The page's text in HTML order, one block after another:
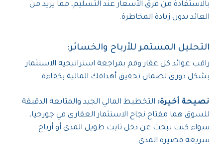
بالاستفادة من فرق الأسعار عند التسليم، مما يزيد من
العائد بدون زيادة المخاطرة.
التحليل المستمر للأرباح والخسائر:
راقب عوائد كل عقار وقم بمراجعة استراتيجية الاستثمار
بشكل دوري لضمان تحقيق أهدافك المالية بكفاءة.
نصيحة أخيرة: التخطيط المالي الجيد والمتابعة الدقيقة
للسوق هما مفتاح نجاح الاستثمار العقاري في جورجيا،
سواء كنت تبحث عن دخل ثابت طويل المدى أو أرباح
سريعة قصيرة المدى.